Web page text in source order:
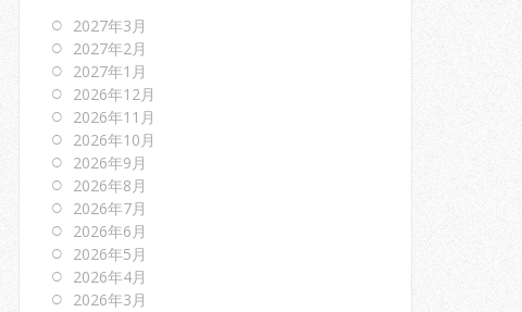
2027年3月
2027年2月
2027年1月
2026年12月
2026年11月
2026年10月
2026年9月
2026年8月
2026年7月
2026年6月
2026年5月
2026年4月
2026年3月